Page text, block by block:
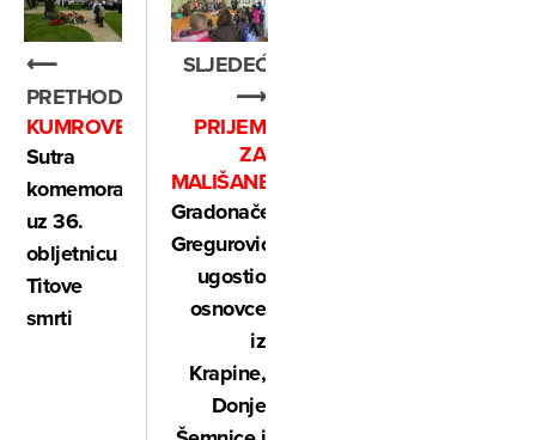
⟵
PRETHODNO
KUMROVEC
Sutra
komemoracija
uz 36.
obljetnicu
Titove
smrti
SLJEDEĆE
⟶
PRIJEM
ZA
MALIŠANE
Gradonačelnik
Gregurović
ugostio
osnovce
iz
Krapine,
Donje